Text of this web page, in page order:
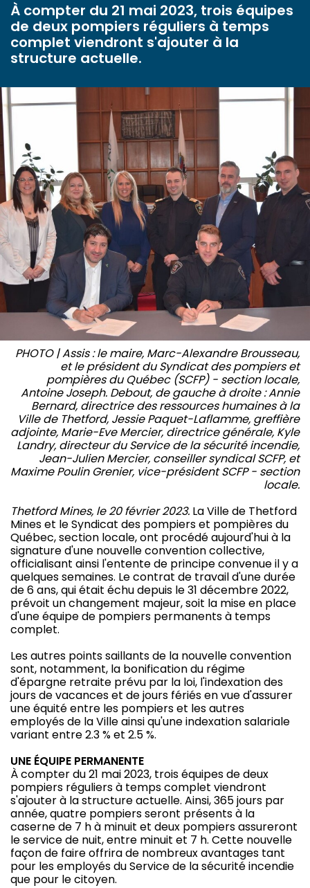
À compter du 21 mai 2023, trois équipes
de deux pompiers réguliers à temps
complet viendront s'ajouter à la
structure actuelle.
PHOTO | Assis : le maire, Marc-Alexandre Brousseau,
et le président du Syndicat des pompiers et
pompières du Québec (SCFP) - section locale,
Antoine Joseph. Debout, de gauche à droite : Annie
Bernard, directrice des ressources humaines à la
Ville de Thetford, Jessie Paquet-Laflamme, greffière
adjointe, Marie-Eve Mercier, directrice générale, Kyle
Landry, directeur du Service de la sécurité incendie,
Jean-Julien Mercier, conseiller syndical SCFP, et
Maxime Poulin Grenier, vice-président SCFP - section
locale.
Thetford Mines, le 20 février 2023. La Ville de Thetford
Mines et le Syndicat des pompiers et pompières du
Québec, section locale, ont procédé aujourd'hui à la
signature d'une nouvelle convention collective,
officialisant ainsi l'entente de principe convenue il y a
quelques semaines. Le contrat de travail d'une durée
de 6 ans, qui était échu depuis le 31 décembre 2022,
prévoit un changement majeur, soit la mise en place
d'une équipe de pompiers permanents à temps
complet.
Les autres points saillants de la nouvelle convention
sont, notamment, la bonification du régime
d'épargne retraite prévu par la loi, l'indexation des
jours de vacances et de jours fériés en vue d'assurer
une équité entre les pompiers et les autres
employés de la Ville ainsi qu'une indexation salariale
variant entre 2.3 % et 2.5 %.
UNE ÉQUIPE PERMANENTE
À compter du 21 mai 2023, trois équipes de deux
pompiers réguliers à temps complet viendront
s'ajouter à la structure actuelle. Ainsi, 365 jours par
année, quatre pompiers seront présents à la
caserne de 7 h à minuit et deux pompiers assureront
le service de nuit, entre minuit et 7 h. Cette nouvelle
façon de faire offrira de nombreux avantages tant
pour les employés du Service de la sécurité incendie
que pour le citoyen.